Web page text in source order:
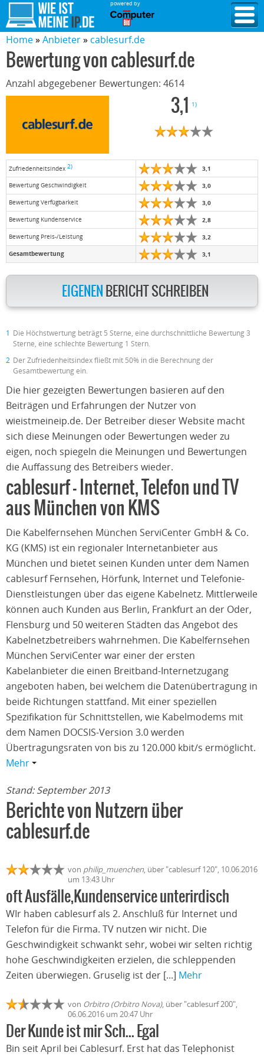
powered by
Home Anbieter cablesurf.de
Bewertung von cablesurf.de
Anzahl abgegebener Bewertungen: 4614
3,1 1)
Zufriedenheitsindex 2) 3,1
Bewertung Geschwindigkeit 3,0
Bewertung Verfügbarkeit 3,0
Bewertung Kundenservice 2,8
Bewertung Preis-/Leistung 3,2
Gesamtbewertung 3,1
EIGENEN BERICHT SCHREIBEN
1 Die Höchstwertung beträgt 5 Sterne, eine durchschnittliche Bewertung 3
Sterne, eine schlechte Bewertung 1 Stern.
2 Der Zufriedenheitsindex fließt mit 50% in die Berechnung der
Gesamtbewertung ein.
Die hier gezeigten Bewertungen basieren auf den
Beiträgen und Erfahrungen der Nutzer von
wieistmeineip.de. Der Betreiber dieser Website macht
sich diese Meinungen oder Bewertungen weder zu
eigen, noch spiegeln die Meinungen und Bewertungen
die Auffassung des Betreibers wieder.
cablesurf – Internet, Telefon und TV
aus München von KMS
Die Kabelfernsehen München ServiCenter GmbH & Co.
KG (KMS) ist ein regionaler Internetanbieter aus
München und bietet seinen Kunden unter dem Namen
cablesurf Fernsehen, Hörfunk, Internet und Telefonie-
Dienstleistungen über das eigene Kabelnetz. Mittlerweile
können auch Kunden aus Berlin, Frankfurt an der Oder,
Flensburg und 50 weiteren Städten das Angebot des
Kabelnetzbetreibers wahrnehmen. Die Kabelfernsehen
München ServiCenter war einer der ersten
Kabelanbieter die einen Breitband-Internetzugang
angeboten haben, bei welchem die Datenübertragung in
beide Richtungen stattfand. Mit einer speziellen
Spezifikation für Schnittstellen, wie Kabelmodems mit
dem Namen DOCSIS-Version 3.0 werden
Übertragungsraten von bis zu 120.000 kbit/s ermöglicht.
Mehr
Stand: September 2013
Berichte von Nutzern über
cablesurf.de
von philip_muenchen, über "cablesurf 120", 10.06.2016
um 13:43 Uhr
oft Ausfälle,Kundenservice unterirdisch
WIr haben cablesurf als 2. Anschluß für Internet und
Telefon für die Firma. TV nutzen wir nicht. Die
Geschwindigkeit schwankt sehr, wobei wir selten richtig
hohe Geschwindigkeiten erzielen, die schleppenden
Zeiten überwiegen. Gruselig ist der [...] Mehr
von Orbitro (Orbitro Nova), über "cablesurf 200",
06.06.2016 um 20:47 Uhr
Der Kunde ist mir Sch... Egal
Bin seit April bei Cablesurf. Erst hat das Telephonist